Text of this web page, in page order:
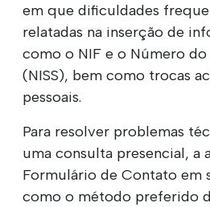
em que dificuldades
relatadas na inserção de
como o NIF e o Número do
(NISS), bem como trocas
pessoais.
Para resolver problemas
uma consulta presencial, a
Formulário de Contato em
como o método preferido